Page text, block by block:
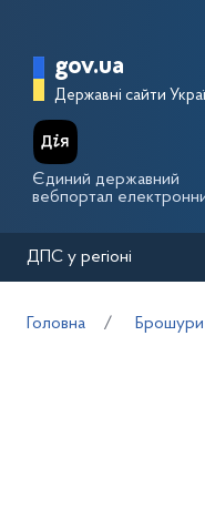
Головна
gov.ua
Державні сайти
Єдиний державний
вебпортал
ДПС у регіоні
Головна Брошури